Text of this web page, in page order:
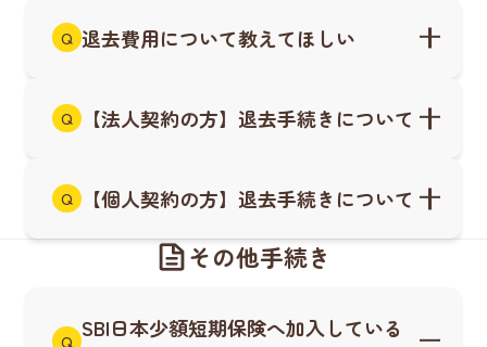
Q 退去費用について教えてほしい
Q 【法人契約の方】退去手続きについて
Q 【個人契約の方】退去手続きについて
その他手続き
Q SBI日本少額短期保険へ加入している